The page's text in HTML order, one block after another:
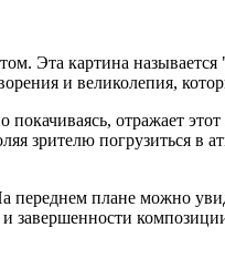
Эта картина
и великолепия,
покачиваясь, отражает
зрителю погрузиться в
переднем плане можно
завершенности